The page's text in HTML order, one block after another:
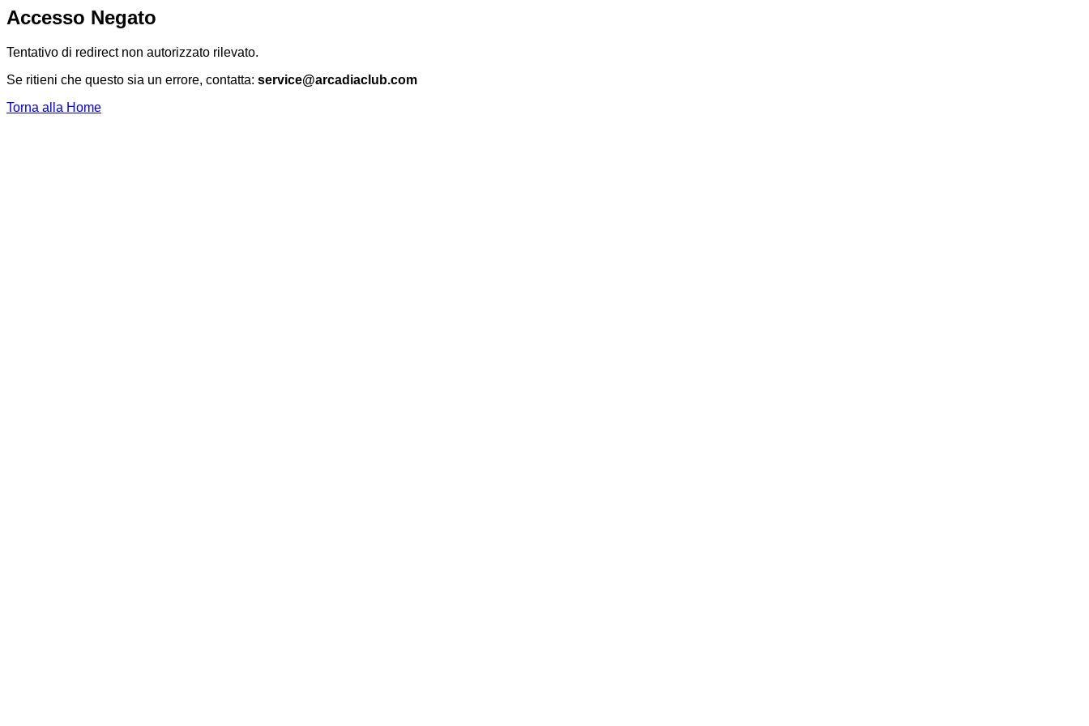
Accesso Negato
Tentativo di redirect non autorizzato rilevato.
Se ritieni che questo sia un errore, contatta: service@arcadiaclub.com
Torna alla Home